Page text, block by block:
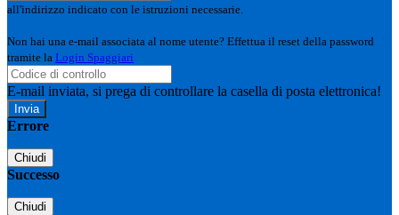
all'indirizzo indicato con le istruzioni necessarie.
Non hai una e-mail associata al nome utente? Effettua il reset della password
tramite la Login Spaggiari
E-mail inviata, si prega di controllare la casella di posta elettronica!
Errore
Chiudi
Successo
Chiudi